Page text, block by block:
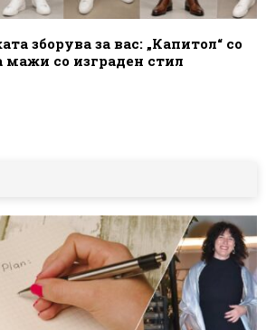
зборува за вас: „Капитол“ со
мажи со изграден стил